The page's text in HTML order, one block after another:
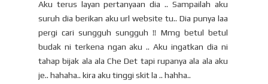
Aku terus layan pertanyaan dia .. Sampailah aku
suruh dia berikan aku url website tu.. Dia punya laa
pergi cari sungguh sungguh !! Mmg betul betul
budak ni terkena ngan aku .. Aku ingatkan dia ni
tahap bijak ala ala Che Det tapi rupanya ala ala aku
je.. hahaha.. kira aku tinggi skit la .. hahha..